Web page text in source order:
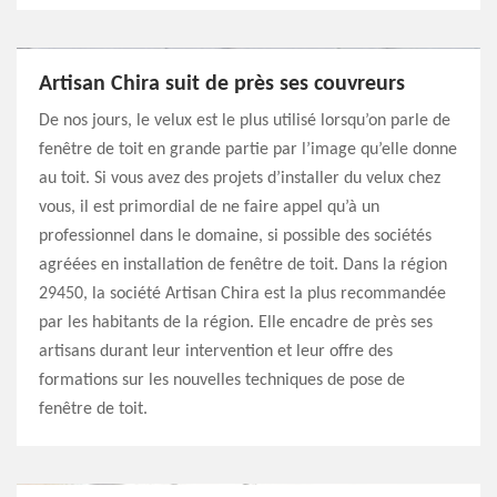
Artisan Chira suit de près ses couvreurs
De nos jours, le velux est le plus utilisé lorsqu’on parle de
fenêtre de toit en grande partie par l’image qu’elle donne
au toit. Si vous avez des projets d’installer du velux chez
vous, il est primordial de ne faire appel qu’à un
professionnel dans le domaine, si possible des sociétés
agréées en installation de fenêtre de toit. Dans la région
29450, la société Artisan Chira est la plus recommandée
par les habitants de la région. Elle encadre de près ses
artisans durant leur intervention et leur offre des
formations sur les nouvelles techniques de pose de
fenêtre de toit.